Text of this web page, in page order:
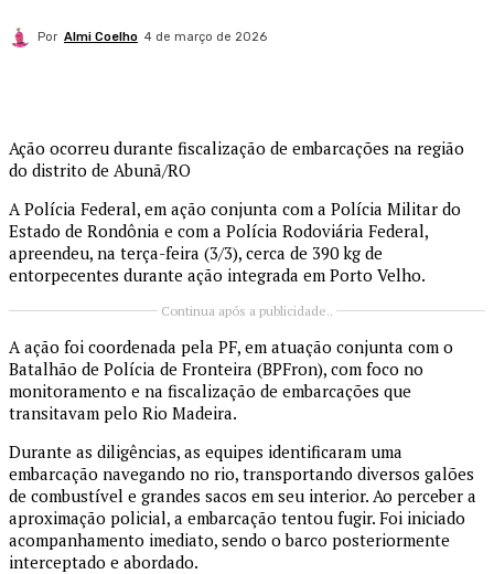
Por Almi Coelho 4 de março de 2026
Ação ocorreu durante fiscalização de embarcações na região
do distrito de Abunã/RO
A Polícia Federal, em ação conjunta com a Polícia Militar do
Estado de Rondônia e com a Polícia Rodoviária Federal,
apreendeu, na terça-feira (3/3), cerca de 390 kg de
entorpecentes durante ação integrada em Porto Velho.
Continua após a publicidade..
A ação foi coordenada pela PF, em atuação conjunta com o
Batalhão de Polícia de Fronteira (BPFron), com foco no
monitoramento e na fiscalização de embarcações que
transitavam pelo Rio Madeira.
Durante as diligências, as equipes identificaram uma
embarcação navegando no rio, transportando diversos galões
de combustível e grandes sacos em seu interior. Ao perceber a
aproximação policial, a embarcação tentou fugir. Foi iniciado
acompanhamento imediato, sendo o barco posteriormente
interceptado e abordado.